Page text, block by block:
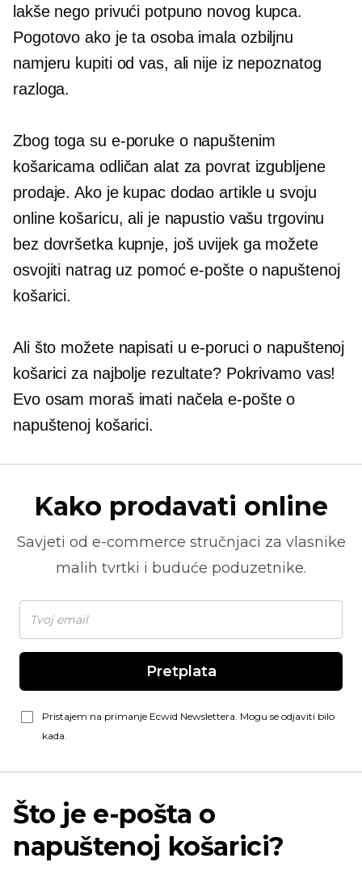
lakše nego privući potpuno novog kupca.
Pogotovo ako je ta osoba imala ozbiljnu
namjeru kupiti od vas, ali nije iz nepoznatog
razloga.
Zbog toga su e-poruke o napuštenim
košaricama odličan alat za povrat izgubljene
prodaje. Ako je kupac dodao artikle u svoju
online košaricu, ali je napustio vašu trgovinu
bez dovršetka kupnje, još uvijek ga možete
osvojiti natrag uz pomoć e-pošte o napuštenoj
košarici.
Ali što možete napisati u e-poruci o napuštenoj
košarici za najbolje rezultate? Pokrivamo vas!
Evo osam moraš imati načela e-pošte o
napuštenoj košarici.
Kako prodavati online
Savjeti od e-commerce stručnjaci za vlasnike
malih tvrtki i buduće poduzetnike.
Pretplata
Pristajem na primanje Ecwid Newslettera. Mogu se odjaviti bilo
kada.
Što je e-pošta o
napuštenoj košarici?